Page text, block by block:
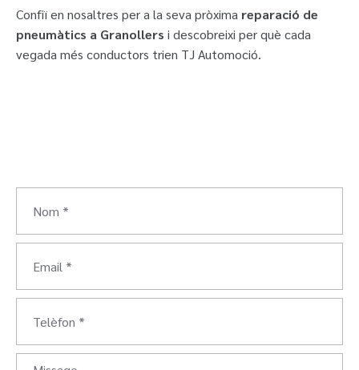
Confiï en nosaltres per a la seva pròxima reparació de
pneumàtics a Granollers i descobreixi per què cada
vegada més conductors trien TJ Automoció.